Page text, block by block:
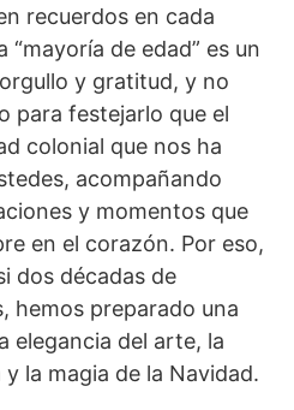
recuerdos en cada
de edad” es un
y gratitud, y no
para festejarlo que el
colonial que nos ha
acompañando
y momentos que
en el corazón. Por eso,
dos décadas de
hemos preparado una
elegancia del arte, la
la magia de la Navidad.